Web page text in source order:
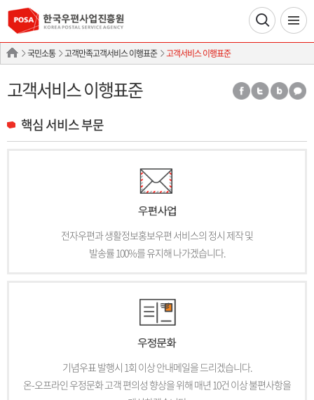
국민소통 고객만족고객서비스 이행표준 고객서비스 이행표준
고객서비스 이행표준
핵심 서비스 부문
전자우편과 생활정보홍보우편 서비스의 정시 제작 및
발송률 100%를 유지해 나가겠습니다.
기념우표 발행시 1회 이상 안내메일을 드리겠습니다.
온-오프라인 우정문화 고객 편의성 향상을 위해 매년 10건 이상 불편사항을